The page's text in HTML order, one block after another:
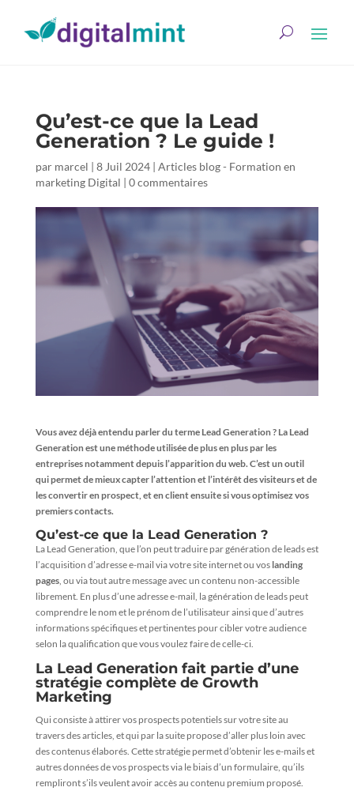
Qu’est-ce que la Lead
Generation ? Le guide !
par marcel | 8 Juil 2024| Articles blog - Formation en
marketing Digital | 0 commentaires
Vous avez déjà entendu parler du terme Lead Generation? La Lead
Generation est une méthode utilisée de plus en plus par les
entreprises notamment depuis l’apparition du web. C’est un outil
qui permet de mieux capter l’attention et l’intérêt des visiteurs et de
les convertir en prospect, et en client ensuite si vous optimisez vos
premiers contacts.
Qu’est-ce que la Lead Generation ?
La Lead Generation, que l’on peut traduire par génération de leads est
l’acquisition d’adresse e-mail via votre site internet ou vos landing
pages, ou via tout autre message avec un contenu non-accessible
librement. En plus d’une adresse e-mail, la génération de leads peut
comprendre le nom et le prénom de l’utilisateur ainsi que d’autres
informations spécifiques et pertinentes pour cibler votre audience
selon la qualification que vous voulez faire de celle-ci.
La Lead Generation fait partie d’une
stratégie complète de Growth
Marketing
Qui consiste à attirer vos prospects potentiels sur votre site au
travers des articles, et qui par la suite propose d’aller plus loin avec
des contenus élaborés. Cette stratégie permet d’obtenir les e-mails et
autres données de vos prospects via le biais d’un formulaire, qu’ils
rempliront s’ils veulent avoir accès au contenu premium proposé.